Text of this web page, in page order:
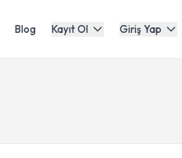
Blog Kayıt Ol Giriş Yap